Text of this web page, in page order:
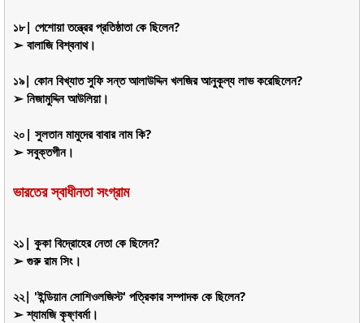
১৮| পেশোয়া তন্ত্রের প্রতিষ্ঠাতা কে ছিলেন?
➢ বালাজি বিশ্বনাথ।
১৯| কোন বিখ্যাত সুফি সন্ত আলাউদ্দিন খলজির আনুকূল্য লাভ করেছিলেন?
➢ নিজামুদ্দিন আউলিয়া।
২০| সুলতান মামুদের বাবার নাম কি?
➢ সবুক্তগীন।
ভারতের স্বাধীনতা সংগ্রাম
২১| কুকা বিদ্রোহের নেতা কে ছিলেন?
➢ গুরু রাম সিং।
২২| 'ইন্ডিয়ান সোশিওলজিস্ট' পত্রিকার সম্পাদক কে ছিলেন?
➢ শ্যামজি কৃষ্ণবর্মা।